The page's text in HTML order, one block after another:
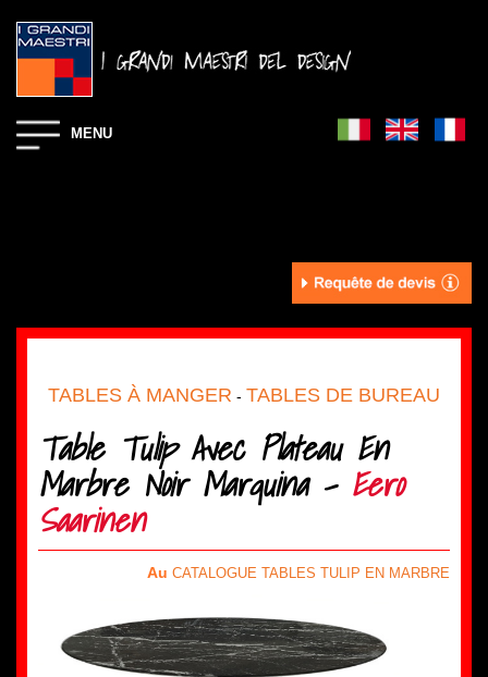
MENU
TABLES À MANGER - TABLES DE BUREAU
Table Tulip Avec Plateau En
Marbre Noir Marquina - Eero
Saarinen
Au CATALOGUE TABLES TULIP EN MARBRE